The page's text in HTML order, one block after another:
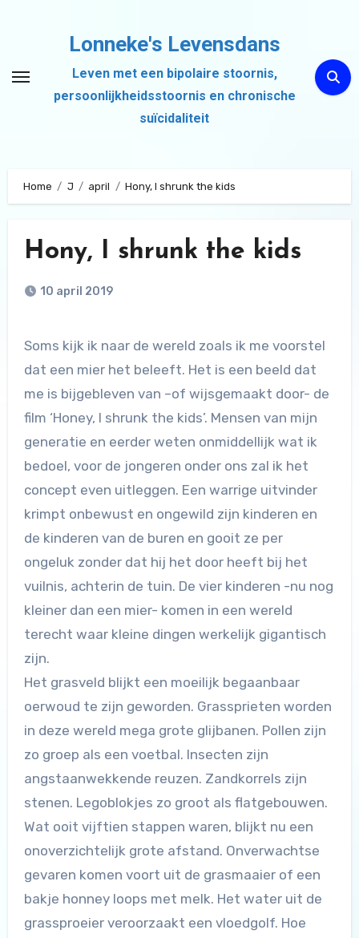
inhoud
Lonneke's Levensdans
Leven met een bipolaire stoornis,
persoonlijkheidsstoornis en chronische
suïcidaliteit
Home J april Hony, I shrunk the kids
Hony, I shrunk the kids
10 april 2019
Soms kijk ik naar de wereld zoals ik me voorstel
dat een mier het beleeft. Het is een beeld dat
me is bijgebleven van –of wijsgemaakt door- de
film ‘Honey, I shrunk the kids’. Mensen van mijn
generatie en eerder weten onmiddellijk wat ik
bedoel, voor de jongeren onder ons zal ik het
concept even uitleggen. Een warrige uitvinder
krimpt onbewust en ongewild zijn kinderen en
de kinderen van de buren en gooit ze per
ongeluk zonder dat hij het door heeft bij het
vuilnis, achterin de tuin. De vier kinderen -nu nog
kleiner dan een mier- komen in een wereld
terecht waar kleine dingen werkelijk gigantisch
zijn.
Het grasveld blijkt een moeilijk begaanbaar
oerwoud te zijn geworden. Grassprieten worden
in deze wereld mega grote glijbanen. Pollen zijn
zo groep als een voetbal. Insecten zijn
angstaanwekkende reuzen. Zandkorrels zijn
stenen. Legoblokjes zo groot als flatgebouwen.
Wat ooit vijftien stappen waren, blijkt nu een
onoverzichtelijk grote afstand. Onverwachtse
gevaren komen voort uit de grasmaaier of een
bakje honney loops met melk. Het water uit de
grassproeier veroorzaakt een vloedgolf. Hoe